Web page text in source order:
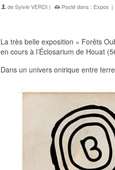
deSylvie VERDI | Posté dans : Expos |
La très belle exposition « Forêts
en cours à l’Éclosarium de Houat
Dans un univers onirique entre